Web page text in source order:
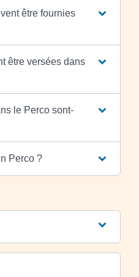
être fournies
être versées dans
le Perco sont-
Perco ?